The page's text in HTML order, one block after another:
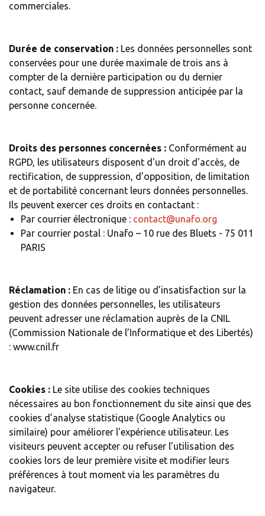
commerciales.
Durée de conservation : Les données personnelles sont
conservées pour une durée maximale de trois ans à
compter de la dernière participation ou du dernier
contact, sauf demande de suppression anticipée par la
personne concernée.
Droits des personnes concernées : Conformément au
RGPD, les utilisateurs disposent d'un droit d'accès, de
rectification, de suppression, d’opposition, de limitation
et de portabilité concernant leurs données personnelles.
Ils peuvent exercer ces droits en contactant :
Par courrier électronique : contact@unafo.org
Par courrier postal : Unafo – 10 rue des Bluets - 75 011
PARIS
Réclamation : En cas de litige ou d’insatisfaction sur la
gestion des données personnelles, les utilisateurs
peuvent adresser une réclamation auprès de la CNIL
(Commission Nationale de l’Informatique et des Libertés)
: www.cnil.fr
Cookies : Le site utilise des cookies techniques
nécessaires au bon fonctionnement du site ainsi que des
cookies d’analyse statistique (Google Analytics ou
similaire) pour améliorer l'expérience utilisateur. Les
visiteurs peuvent accepter ou refuser l’utilisation des
cookies lors de leur première visite et modifier leurs
préférences à tout moment via les paramètres du
navigateur.